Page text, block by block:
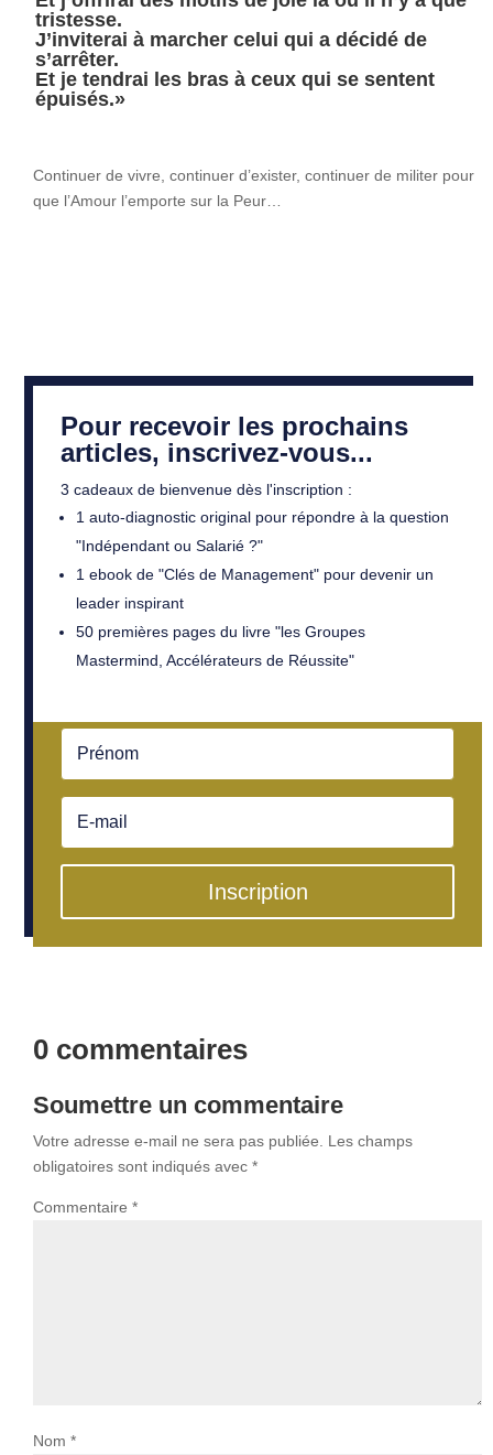
tristesse.
J’inviterai à marcher celui qui a décidé de
s’arrêter.
Et je tendrai les bras à ceux qui se sentent
épuisés.»
Continuer de vivre, continuer d’exister, continuer de militer pour
que l’Amour l’emporte sur la Peur…
Pour recevoir les prochains
articles, inscrivez-vous...
3 cadeaux de bienvenue dès l'inscription :
1 auto-diagnostic original pour répondre à la question
"Indépendant ou Salarié ?"
1 ebook de "Clés de Management" pour devenir un
leader inspirant
50 premières pages du livre "les Groupes
Mastermind, Accélérateurs de Réussite"
Inscription
0 commentaires
Soumettre un commentaire
Votre adresse e-mail ne sera pas publiée.
Les champs
obligatoires sont indiqués avec *
Commentaire *
Nom *